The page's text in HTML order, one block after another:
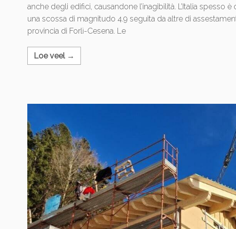
anche degli edifici, causandone l’inagibilità. L’Italia
una scossa di magnitudo 4.9 seguita da altre di
provincia di Forlì-Cesena. Le
Loe veel →